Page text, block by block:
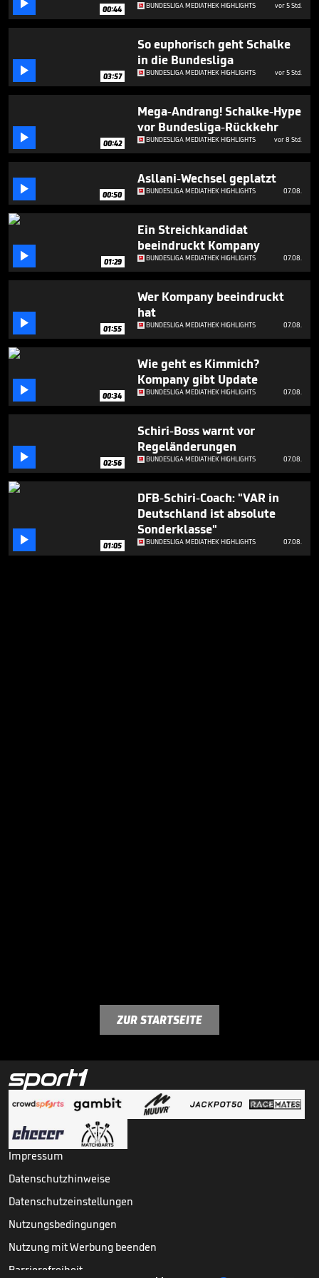
minute,
47
 00:44 BUNDESLIGA MEDIATHEK HIGHLIGHTS vor 5 Std.
 03:57
So euphorisch geht Schalke
in die Bundesliga
BUNDESLIGA MEDIATHEK HIGHLIGHTS vor 5 Std.
 00:42
Mega-Andrang! Schalke-Hype
vor Bundesliga-Rückkehr
BUNDESLIGA MEDIATHEK HIGHLIGHTS vor 8 Std.
 00:50
Asllani-Wechsel geplatzt
BUNDESLIGA MEDIATHEK HIGHLIGHTS 07.08.
 01:29
Ein Streichkandidat
beeindruckt Kompany
BUNDESLIGA MEDIATHEK HIGHLIGHTS 07.08.
 01:55
Wer Kompany beeindruckt
hat
BUNDESLIGA MEDIATHEK HIGHLIGHTS 07.08.
 00:34
Wie geht es Kimmich?
Kompany gibt Update
BUNDESLIGA MEDIATHEK HIGHLIGHTS 07.08.
 02:56
Schiri-Boss warnt vor
Regeländerungen
BUNDESLIGA MEDIATHEK HIGHLIGHTS 07.08.
 01:05
DFB-Schiri-Coach: "VAR in
Deutschland ist absolute
Sonderklasse"
BUNDESLIGA MEDIATHEK HIGHLIGHTS 07.08.
ZUR STARTSEITE
Impressum
Datenschutzhinweise
Datenschutzeinstellungen
Nutzungsbedingungen
Nutzung mit Werbung beenden
Barrierefreiheit